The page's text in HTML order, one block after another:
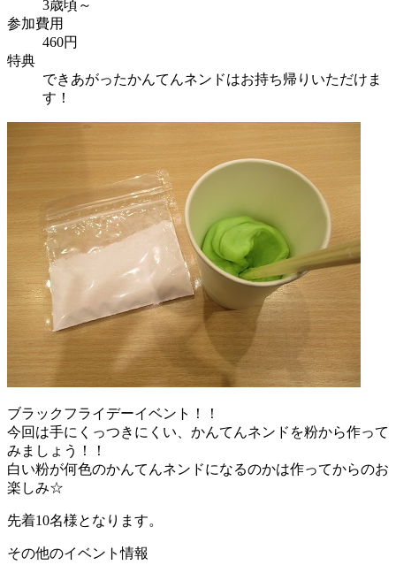
3歳頃～
参加費用
460円
特典
できあがったかんてんネンドはお持ち帰りいただけま
す！
ブラックフライデーイベント！！
今回は手にくっつきにくい、かんてんネンドを粉から作って
みましょう！！
白い粉が何色のかんてんネンドになるのかは作ってからのお
楽しみ☆
先着10名様となります。
その他のイベント情報